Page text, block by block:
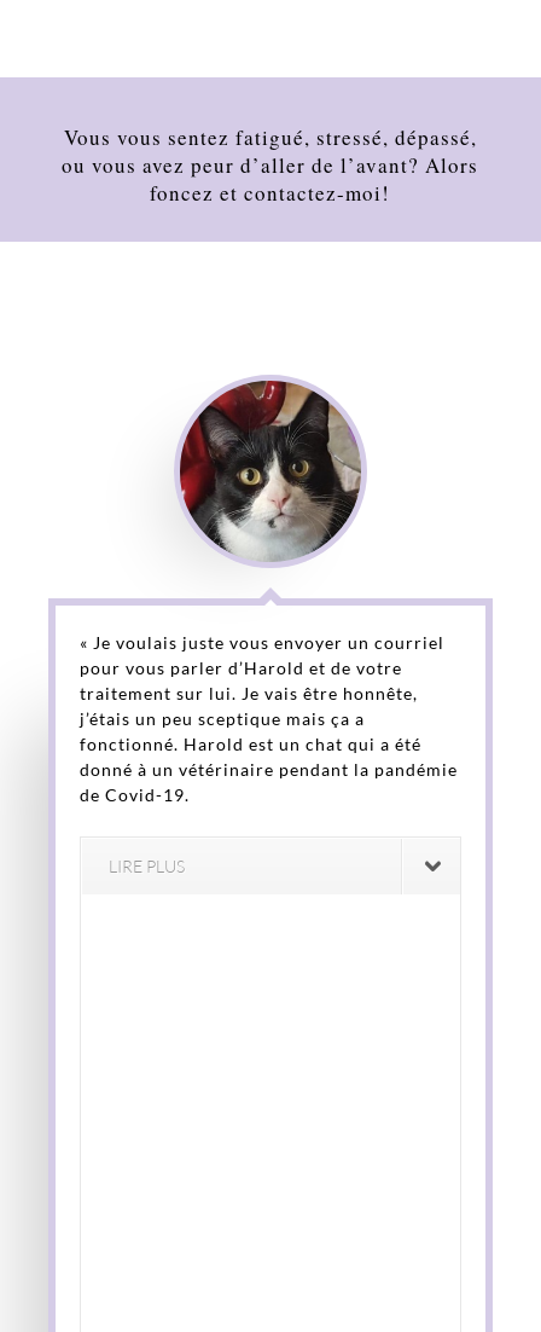
Vous vous sentez fatigué, stressé, dépassé,
ou vous avez peur d’aller de l’avant? Alors
foncez et contactez-moi!
« Je voulais juste vous envoyer un courriel
pour vous parler d’Harold et de votre
traitement sur lui. Je vais être honnête,
j’étais un peu sceptique mais ça a
fonctionné. Harold est un chat qui a été
donné à un vétérinaire pendant la pandémie
de Covid-19.
LIRE PLUS